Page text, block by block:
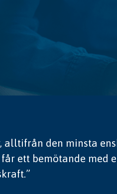
alltifrån den minsta
ett bemötande med